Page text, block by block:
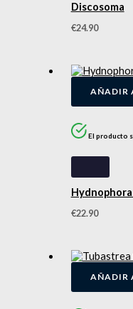
Discosoma
€24.90
AÑADIR
El producto
€22.90
AÑADIR